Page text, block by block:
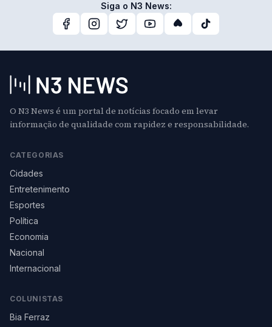
Siga o N3 News:
O N3 News é um portal de notícias focado em levar
informação de qualidade com rapidez e responsabilidade.
CATEGORIAS
Cidades
Entretenimento
Esportes
Política
Economia
Nacional
Internacional
COLUNISTAS
Bia Ferraz